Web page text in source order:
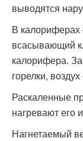
выводятся
В калориферах
всасывающий
калорифера. За
горелки,
Раскаленные
нагревают его
Нагнетаемый